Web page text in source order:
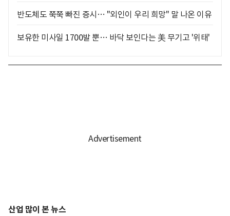
반도체도 쭉쭉 빠진 증시… "외인이 우리 희망" 말 나온 이유
보유한 미사일 1700발 뿐… 바닥 보인다는 美 무기고 '위태'
산업 많이 본 뉴스